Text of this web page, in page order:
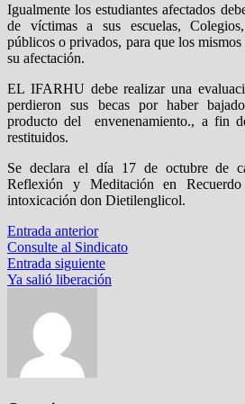
Igualmente los estudiantes afectados
de víctimas a sus escuelas,
públicos o privados, para que los
su afectación.
EL IFARHU debe realizar una
perdieron sus becas por haber
producto del envenenamiento., a fin
restituidos.
Se declara el día 17 de octubre de
Reflexión y Meditación en
intoxicación don Dietilenglicol.
Navegación
de
entradas
Entrada anteriorEntrada
anterior:
Consulte al Sindicato
Entrada siguienteEntrada
siguiente:
Ya salió liberación